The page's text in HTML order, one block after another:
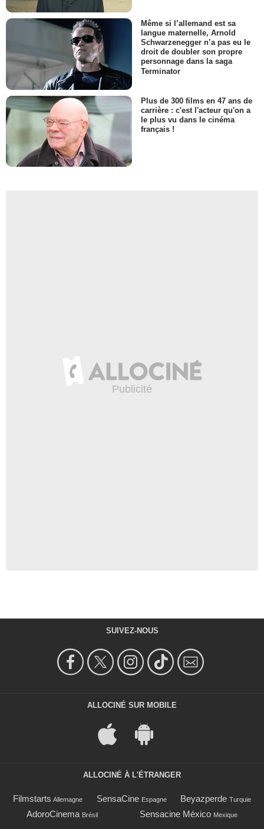
Même si l’allemand est sa
langue maternelle, Arnold
Schwarzenegger n’a pas eu le
droit de doubler son propre
personnage dans la saga
Terminator
Plus de 300 films en 47 ans de
carrière : c'est l'acteur qu'on a
le plus vu dans le cinéma
français !
SUIVEZ-NOUS
ALLOCINÉ SUR MOBILE
ALLOCINÉ À L'ÉTRANGER
Filmstarts Allemagne SensaCine Espagne Beyazperde Turquie
AdoroCinema Brésil Sensacine México Mexique